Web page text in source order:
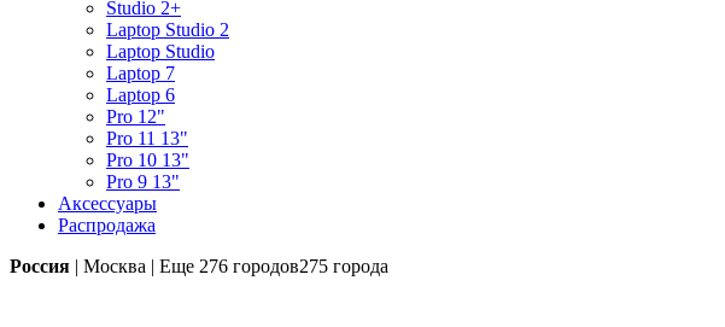
Studio 2+
Laptop Studio 2
Laptop Studio
Laptop 7
Laptop 6
Pro 12"
Pro 11 13"
Pro 10 13"
Pro 9 13"
Аксессуары
Распродажа
Россия | Москва | Еще 276 городов275 города